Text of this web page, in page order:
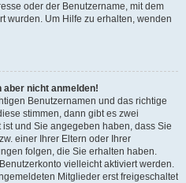
oder der Benutzername, mit dem
wurden. Um Hilfe zu erhalten, wenden
aber nicht anmelden!
Benutzernamen und das richtige
stimmen, dann gibt es zwei
ist und Sie angegeben haben, dass Sie
einer Ihrer Eltern oder Ihrer
folgen, die Sie erhalten haben.
vielleicht aktiviert werden.
Mitglieder erst freigeschaltet